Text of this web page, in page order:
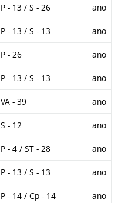
P - 13 / S - 26 ano
P - 13 / S - 13 ano
P - 26 ano
P - 13 / S - 13 ano
VA - 39 ano
S - 12 ano
P - 4 / ST - 28 ano
P - 13 / S - 13 ano
P - 14 / Cp - 14 ano